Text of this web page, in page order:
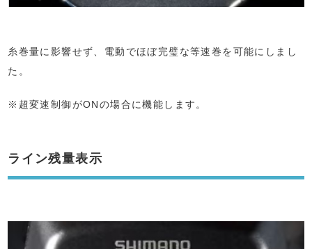
糸巻量に影響せず、電動でほぼ完璧な等速巻を可能にしまし
た。
※超変速制御がONの場合に機能します。
ライン残量表示